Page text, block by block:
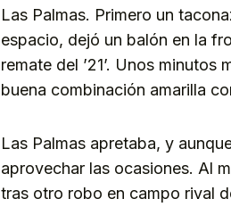
Las Palmas. Primero un
espacio, dejó un balón en la
remate del ’21’. Unos minutos
buena combinación amarilla
Las Palmas apretaba, y
aprovechar las ocasiones. Al
tras otro robo en campo rival